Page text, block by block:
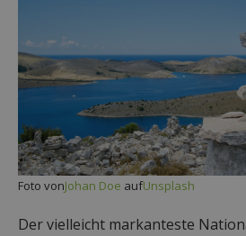
Foto vonJohan Doe aufUnsplash
Der vielleicht markanteste